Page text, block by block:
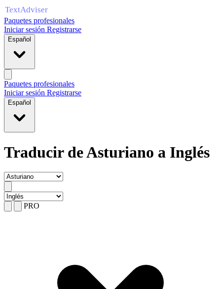
Paquetes profesionales
Iniciar sesión Registrarse
Español
Paquetes profesionales
Iniciar sesión Registrarse
Español
Traducir de Asturiano a Inglés
PRO